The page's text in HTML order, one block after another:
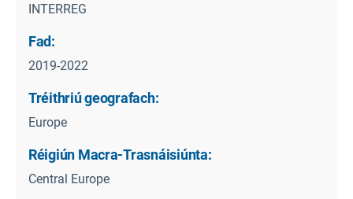
INTERREG
Fad:
2019-2022
Tréithriú geografach:
Europe
Réigiún Macra-Trasnáisiúnta:
Central Europe